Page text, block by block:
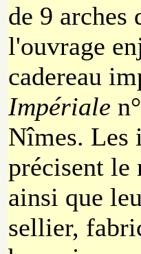
de 9 arches
l'ouvrage
cadereau
Impériale
Nîmes. Les
précisent le
ainsi que
sellier,